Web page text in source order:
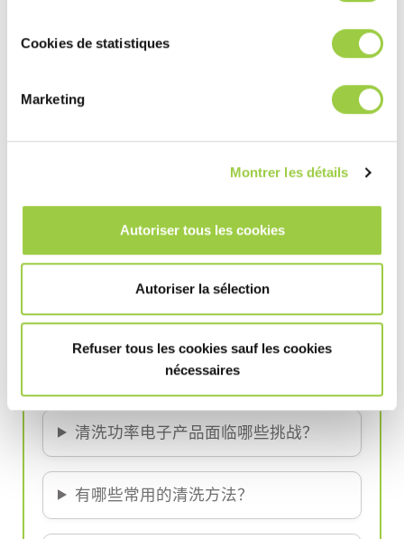
Cookies de statistiques
Marketing
Montrer les détails
Autoriser tous les cookies
Autoriser la sélection
Refuser tous les cookies sauf les cookies
nécessaires
为什么功率电子产品需要清洗？
清洗功率电子产品面临哪些挑战？
有哪些常用的清洗方法？